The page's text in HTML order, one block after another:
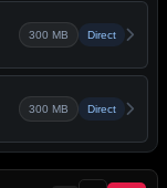
300 MB Direct
300 MB Direct